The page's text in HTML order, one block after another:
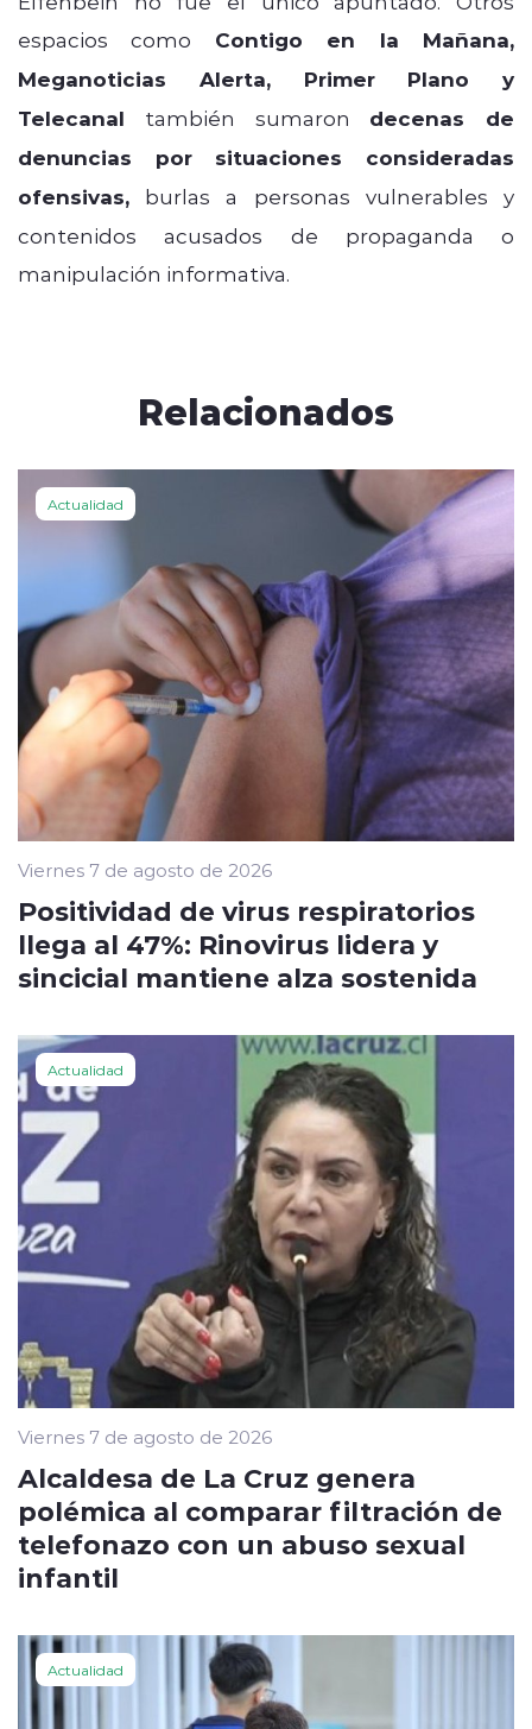
espacios como Contigo en la Mañana,
Meganoticias Alerta, Primer Plano y
Telecanal también sumaron decenas de
denuncias por situaciones consideradas
ofensivas, burlas a personas vulnerables y
contenidos acusados de propaganda o
manipulación informativa.
Relacionados
Actualidad
Viernes 7 de agosto de 2026
Positividad de virus respiratorios
llega al 47%: Rinovirus lidera y
sincicial mantiene alza sostenida
Actualidad
Viernes 7 de agosto de 2026
Alcaldesa de La Cruz genera
polémica al comparar filtración de
telefonazo con un abuso sexual
infantil
Actualidad